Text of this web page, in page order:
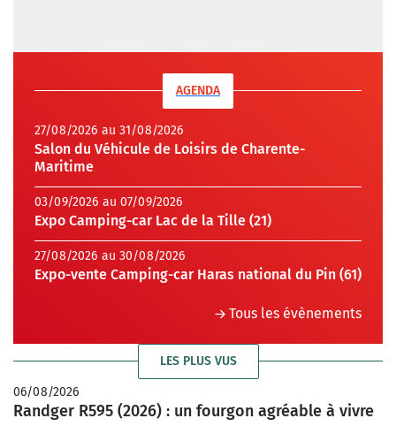
AGENDA
27/08/2026 au 31/08/2026
Salon du Véhicule de Loisirs de Charente-
Maritime
03/09/2026 au 07/09/2026
Expo Camping-car Lac de la Tille (21)
27/08/2026 au 30/08/2026
Expo-vente Camping-car Haras national du Pin (61)
Tous les évènements
LES PLUS VUS
06/08/2026
Randger R595 (2026) : un fourgon agréable à vivre